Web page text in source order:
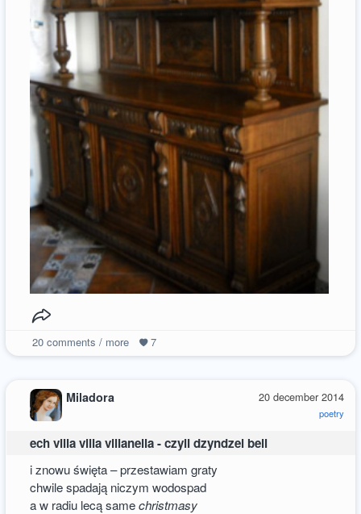
20comments / more 7
20 december 2014
poetry
Miladora
ech villa villa villanella - czyli dzyndzel bell
i znowu święta – przestawiam graty
chwile spadają niczym wodospad
a w radiu lecą samechristmasy